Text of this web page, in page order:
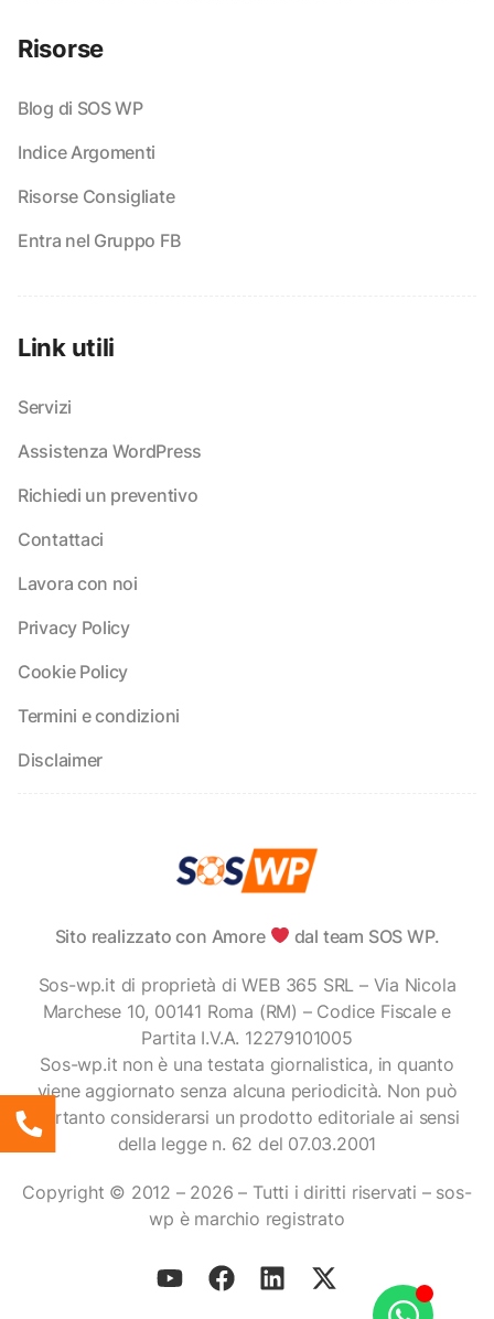
Risorse
Blog di SOS WP
Indice Argomenti
Risorse Consigliate
Entra nel Gruppo FB
Link utili
Servizi
Assistenza WordPress
Richiedi un preventivo
Contattaci
Lavora con noi
Privacy Policy
Cookie Policy
Termini e condizioni
Disclaimer
Sito realizzato con Amore dal team SOS WP.
Sos-wp.it di proprietà di WEB 365 SRL – Via Nicola
Marchese 10, 00141 Roma (RM) – Codice Fiscale e
Partita I.V.A. 12279101005
Sos-wp.it non è una testata giornalistica, in quanto
viene aggiornato senza alcuna periodicità. Non può
pertanto considerarsi un prodotto editoriale ai sensi
della legge n. 62 del 07.03.2001
Copyright © 2012 – 2026 – Tutti i diritti riservati – sos-
wp è marchio registrato